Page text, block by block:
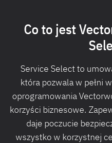
Co to jest
Service Select to
która pozwala w pełni
oprogramowania
korzyści biznesowe.
daje poczucie
wszystko w korzystnej